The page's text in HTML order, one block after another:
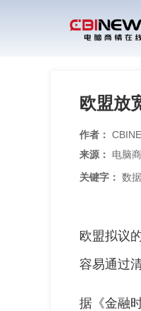
欧盟放
作者：
来源： 电脑
关键字： 数
欧盟拟议
容易通过
据《金融